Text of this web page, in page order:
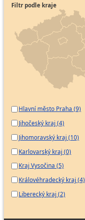
Filtr podle kraje
Hlavní město Praha (9)
Jihočeský kraj (4)
Jihomoravský kraj (10)
Karlovarský kraj (0)
Kraj Vysočina (5)
Královéhradecký kraj (4)
Liberecký kraj (2)